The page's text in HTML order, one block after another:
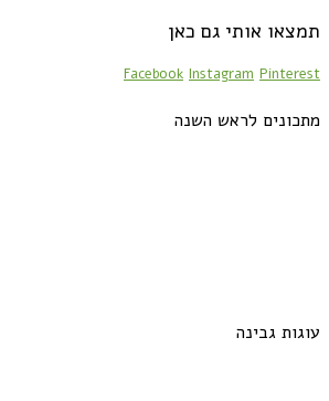
תמצאו אותי גם כאן
Facebook Instagram Pinterest
מתכונים לראש השנה
עוגות גבינה